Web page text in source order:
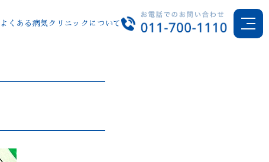
よくある病気 クリニックについて